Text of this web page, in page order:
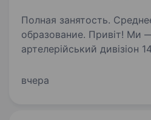
Полная занятость.
образование. Привіт! Ми — самохідний
артелерійський дивізіон
ефективний підрозділ,
вчера